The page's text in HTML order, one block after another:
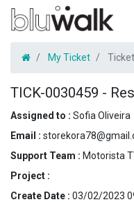
My Ticket
TICK-0030459 -
Assigned to : Sofia Oliveira
Email :
Support Team : Motorista
Project :
Create Date : 03/02/2023